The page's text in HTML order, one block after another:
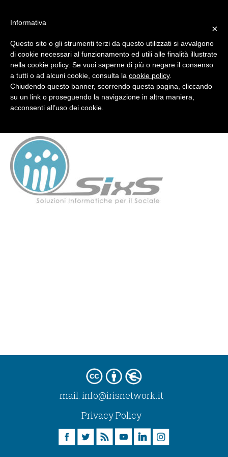
#WIS22
Home
Forum 2023
logoSISX_DEF
mail: info@irisnetwork.it
Privacy Policy
×
Informativa
Questo sito o gli strumenti terzi da questo utilizzati si avvalgono
di cookie necessari al funzionamento ed utili alle finalità illustrate
nella cookie policy. Se vuoi saperne di più o negare il consenso
a tutti o ad alcuni cookie, consulta la cookie policy.
Chiudendo questo banner, scorrendo questa pagina, cliccando
su un link o proseguendo la navigazione in altra maniera,
acconsenti all’uso dei cookie.